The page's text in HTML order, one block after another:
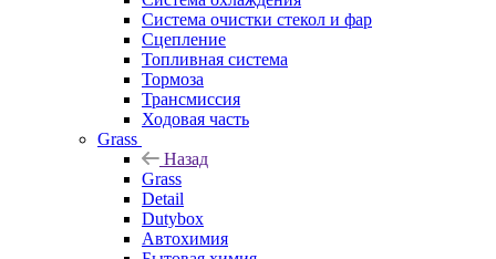
Система очистки стекол и фар
Сцепление
Топливная система
Тормоза
Трансмиссия
Ходовая часть
Grass
Назад
Grass
Detail
Dutybox
Автохимия